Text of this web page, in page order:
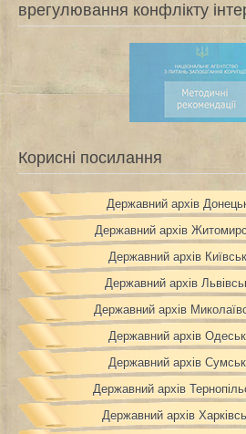
врегулювання конфлікту
Корисні посилання
Державний архів
Державний архів
Державний архів
Державний архів
Державний архів
Державний архів
Державний архів
Державний архів
Державний архів